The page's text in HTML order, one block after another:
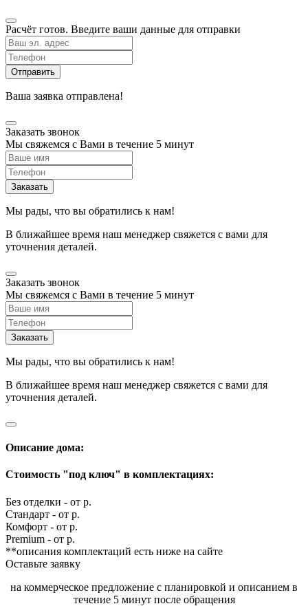
Расчёт готов. Введите ваши данные для отправки
Ваша заявка отправлена!
Заказать звонок
Мы свяжемся с Вами в течение 5 минут
Мы рады, что вы обратились к нам!
В ближайшее время наш менеджер свяжется с вами для
уточнения деталей.
Заказать звонок
Мы свяжемся с Вами в течение 5 минут
Мы рады, что вы обратились к нам!
В ближайшее время наш менеджер свяжется с вами для
уточнения деталей.
Описание дома:
Стоимость "под ключ" в комплектациях:
Без отделки - от р.
Стандарт - от р.
Комфорт - от р.
Premium - от р.
**описания комплектаций есть ниже на сайте
Оставьте заявку
на коммерческое предложение с планировкой и описанием в
течение 5 минут после обращения